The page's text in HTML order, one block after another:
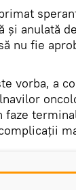
și anulată
nu fie
vorba, a